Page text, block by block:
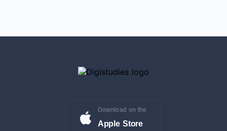
Download on the
Apple Store